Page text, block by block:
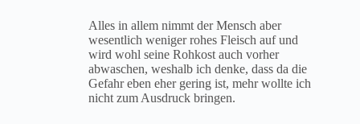
Alles in allem nimmt der Mensch aber
wesentlich weniger rohes Fleisch auf und
wird wohl seine Rohkost auch vorher
abwaschen, weshalb ich denke, dass da die
Gefahr eben eher gering ist, mehr wollte ich
nicht zum Ausdruck bringen.